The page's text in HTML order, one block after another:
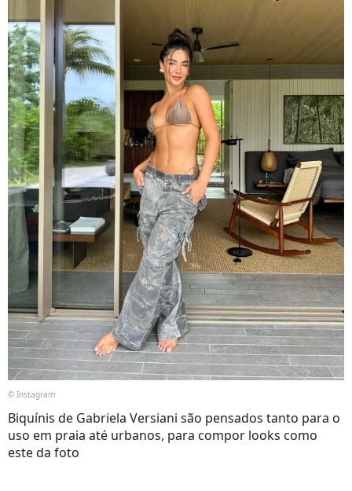
© Instagram
Biquínis de Gabriela Versiani são pensados tanto para o
uso em praia até urbanos, para compor looks como
este da foto